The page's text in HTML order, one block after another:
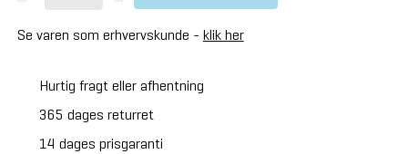
Se varen som erhvervskunde - klik her
Hurtig fragt eller afhentning
365 dages returret
14 dages prisgaranti